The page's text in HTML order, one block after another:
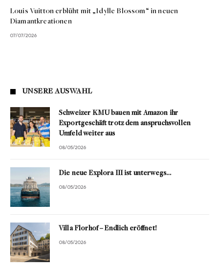
Louis Vuitton erblüht mit „Idylle Blossom“ in neuen
Diamantkreationen
07/07/2026
UNSERE AUSWAHL
Schweizer KMU bauen mit Amazon ihr
Exportgeschäft trotz dem anspruchsvollen
Umfeld weiter aus
08/05/2026
Die neue Explora III ist unterwegs…
08/05/2026
Villa Florhof – Endlich eröffnet!
08/05/2026